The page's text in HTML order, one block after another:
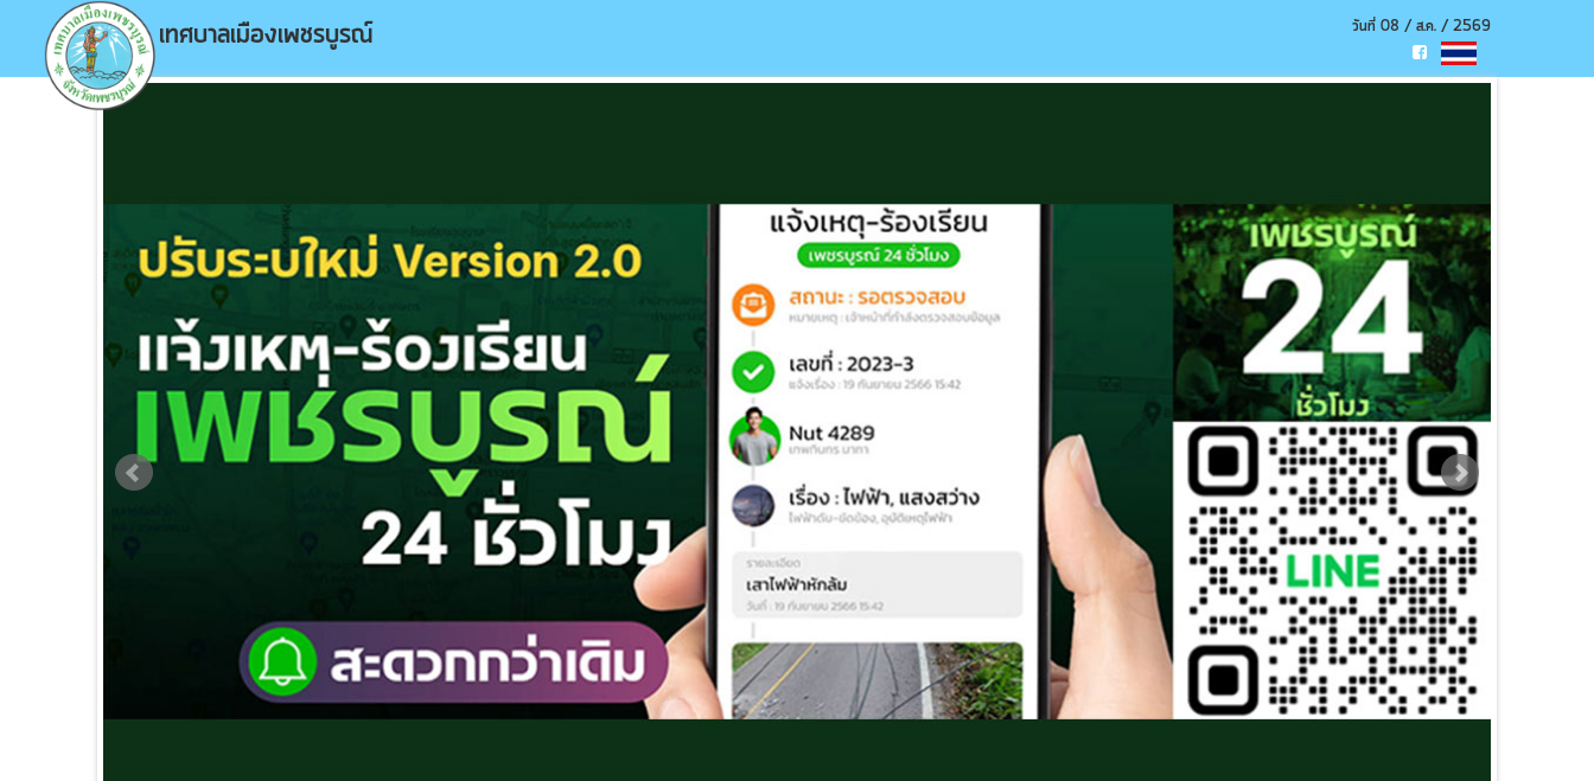
เทศบาลเมืองเพชรบูรณ์ วันที่ 08 / ส.ค. / 2569